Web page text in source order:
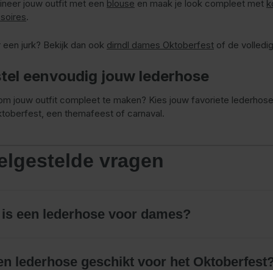
jouw outfit met een blouse en maak je look compleet met
.
jurk? Bekijk dan ook dirndl dames Oktoberfest of de
eenvoudig jouw lederhose
jouw outfit compleet te maken? Kies jouw favoriete
een themafeest of carnaval.
vragen
een lederhose voor dames?
lederhose geschikt voor het